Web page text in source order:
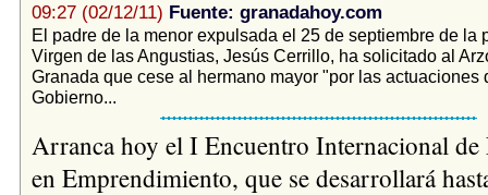
09:27 (02/12/11) Fuente: granadahoy.com
El padre de la menor expulsada el 25 de septiembre de la
Virgen de las Angustias, Jesús Cerrillo, ha solicitado al
Granada que cese al hermano mayor "por las actuaciones
Gobierno...
Arranca hoy el I Encuentro Internacional de
en Emprendimiento, que se desarrollará